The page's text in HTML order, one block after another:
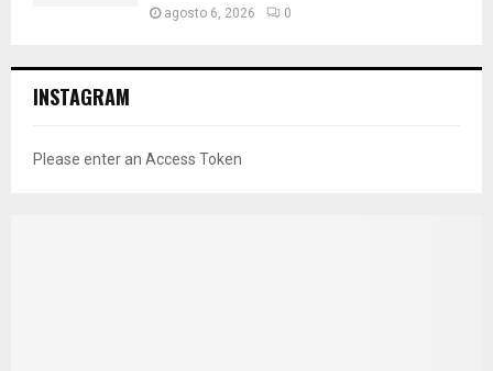
agosto 6, 2026 0
INSTAGRAM
Please enter an Access Token